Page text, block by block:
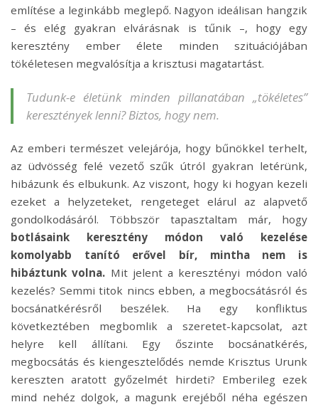
említése a leginkább meglepő. Nagyon ideálisan hangzik
– és elég gyakran elvárásnak is tűnik –, hogy egy
keresztény ember élete minden szituációjában
tökéletesen megvalósítja a krisztusi magatartást.
Tudunk-e életünk minden pillanatában „tökéletes”
keresztények lenni? Biztos, hogy nem.
Az emberi természet velejárója, hogy bűnökkel terhelt,
az üdvösség felé vezető szűk útról gyakran letérünk,
hibázunk és elbukunk. Az viszont, hogy ki hogyan kezeli
ezeket a helyzeteket, rengeteget elárul az alapvető
gondolkodásáról. Többször tapasztaltam már, hogy
botlásaink keresztény módon való kezelése
komolyabb tanító erővel bír, mintha nem is
hibáztunk volna. Mit jelent a keresztényi módon való
kezelés? Semmi titok nincs ebben, a megbocsátásról és
bocsánatkérésről beszélek. Ha egy konfliktus
következtében megbomlik a szeretet-kapcsolat, azt
helyre kell állítani. Egy őszinte bocsánatkérés,
megbocsátás és kiengesztelődés nemde Krisztus Urunk
kereszten aratott győzelmét hirdeti? Emberileg ezek
mind nehéz dolgok, a magunk erejéből néha egészen